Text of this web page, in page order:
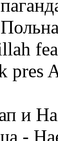
pres
и
-